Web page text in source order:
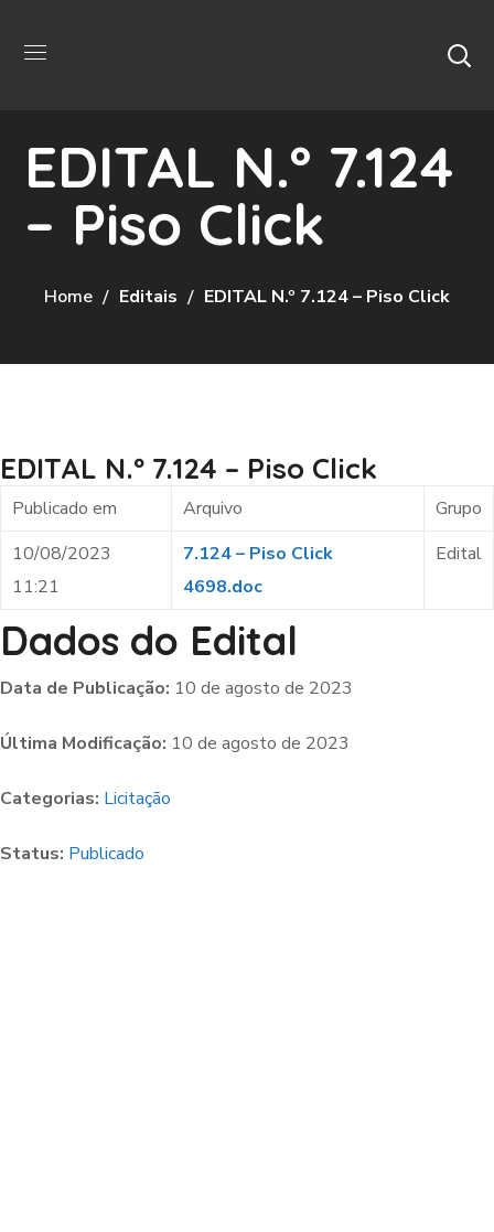
EDITAL N.º 7.124
– Piso Click
Home Editais EDITAL N.º 7.124 – Piso Click
EDITAL N.º 7.124 – Piso Click
Publicado em Arquivo
Grupo
10/08/2023
11:21
7.124 – Piso Click
4698.doc
Edital
Dados do Edital
Data de Publicação: 10 de agosto de 2023
Última Modificação: 10 de agosto de 2023
Categorias: Licitação
Status: Publicado